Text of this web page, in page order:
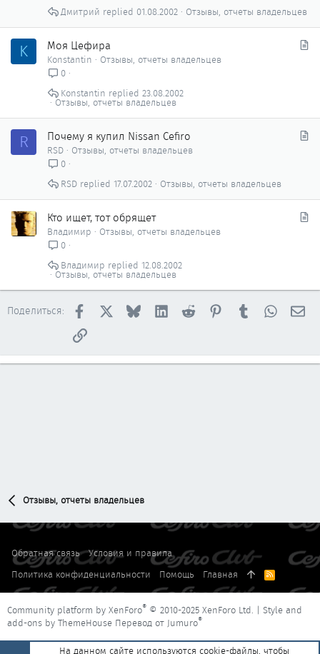
я
Отзывы, отчеты владельцев
01.08.2002
Дмитрий
K Моя Цефира
Konstantin
Отзывы, отчеты владельцев
0
Отзывы, отчеты владельцев
23.08.2002
Konstantin
R
я
Почему я купил Nissan Cefiro
RSD
Отзывы, отчеты владельцев
0
Отзывы, отчеты владельцев
17.07.2002
RSD
Кто ищет, тот обрящет
Владимир
Отзывы, отчеты владельцев
0
Отзывы, отчеты владельцев
12.08.2002
Владимир
Поделиться: Facebook BlueskyLinkedInReddit PinterestTumblr
Ссылка
Отзывы, отчеты владельцев
Обратная связь
Условия и правила
Политика конфиденциальности
Помощь Главная
R
S
S
Community platform by XenForo® © 2010-2025 XenForo Ltd. | Style and
add-ons by ThemeHouse Перевод от Jumuro®
На данном сайте используются cookie-файлы, чтобы